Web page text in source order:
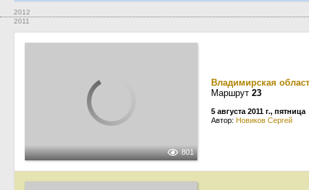
2012
2011
801
Владимирская
Маршрут 23
5 августа 2011 г., пятница
Автор: Новиков Сергей